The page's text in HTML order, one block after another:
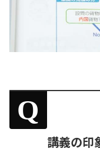
Q
講義の印